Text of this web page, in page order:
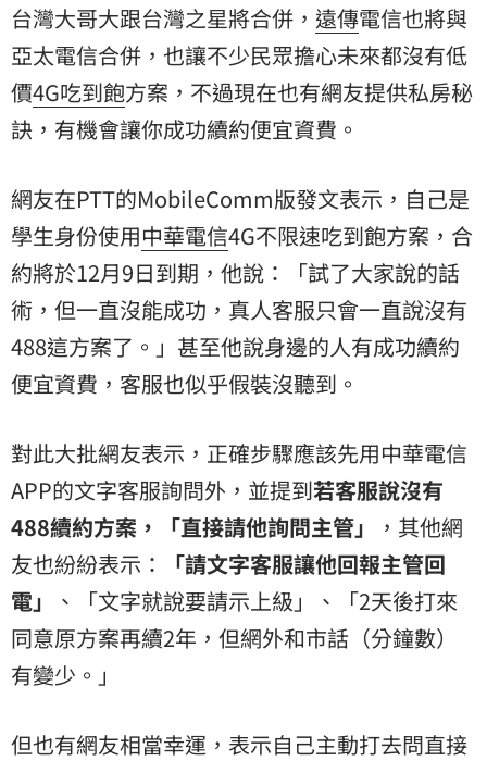
台灣大哥大跟台灣之星將合併， 遠傳電信也將與
亞太電信合併，也讓不少民眾擔心未來都沒有低
價4G吃到飽方案，不過現在也有網友提供私房秘
訣，有機會讓你成功續約便宜資費。
網友在PTT的MobileComm版發文表示，自己是
學生身份使用中華電信4G不限速吃到飽方案，合
約將於12月9日到期，他說：「試了大家說的話
術，但一直沒能成功，真人客服只會一直說沒有
488這方案了。」甚至他說身邊的人有成功續約
便宜資費，客服也似乎假裝沒聽到。
對此大批網友表示，正確步驟應該先用中華電信
APP的文字客服詢問外，並提到若客服說沒有
488續約方案，「直接請他詢問主管」
，其他網
友也紛紛表示：
「請文字客服讓他回報主管回
電」
、「文字就說要請示上級」、「2天後打來
同意原方案再續2年，但網外和市話（分鐘數）
有變少。」
但也有網友相當幸運，表示自己主動打去問直接